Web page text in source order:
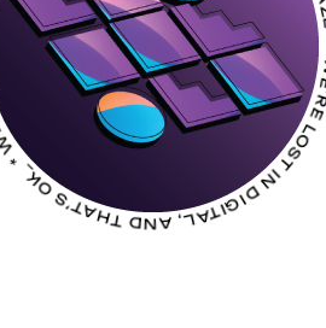
DIGITAL, AND THAT’S OK_ *